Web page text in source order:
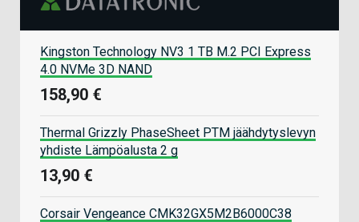
Kingston Technology NV3 1 TB M.2 PCI Express
4.0 NVMe 3D NAND
158,90 €
Thermal Grizzly PhaseSheet PTM jäähdytyslevyn
yhdiste Lämpöalusta 2 g
13,90 €
Corsair Vengeance CMK32GX5M2B6000C38